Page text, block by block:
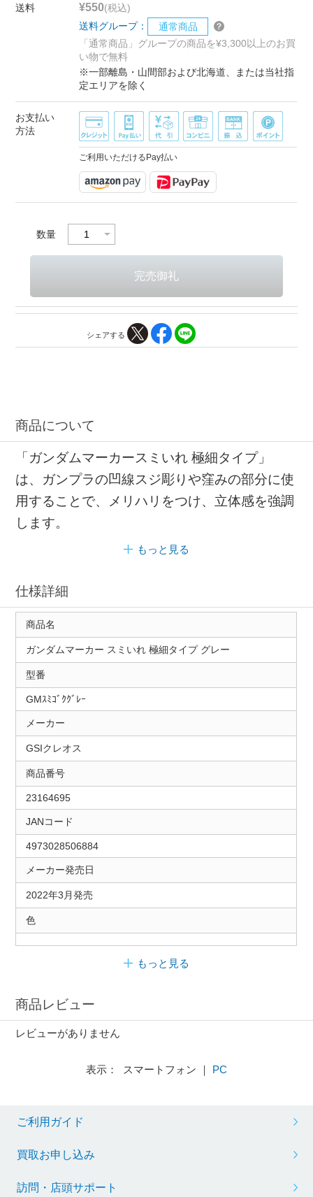
送料 ¥550(税込)
送料グループ：
通常商品
「通常商品」グループの商品を¥3,300以上のお買
い物で無料
※一部離島・山間部および北海道、または当社指
定エリアを除く
お支払い
方法
ご利用いただけるPay払い
数量
シェアする
商品について
「ガンダムマーカースミいれ 極細タイプ」
は、ガンプラの凹線スジ彫りや窪みの部分に使
用することで、メリハリをつけ、立体感を強調
します。
もっと見る
仕様詳細
商品名
ガンダムマーカー スミいれ 極細タイプ グレー
型番
GMｽﾐｺﾞｸｸﾞﾚｰ
メーカー
GSIクレオス
商品番号
23164695
JANコード
4973028506884
メーカー発売日
2022年3月発売
色
もっと見る
商品レビュー
レビューがありません
表示： スマートフォン ｜ PC
ご利用ガイド
買取お申し込み
訪問・店頭サポート